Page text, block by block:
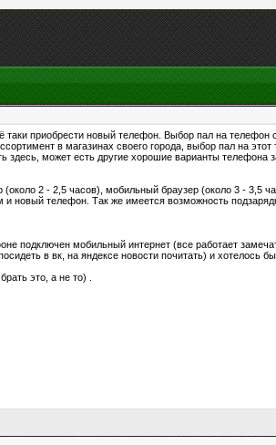
таки приобрести новый телефон. Выбор пал на
в магазинах своего города, выбор пал на этот
здесь, может есть другие хорошие варианты телефона
2 - 2,5 часов), мобильный браузер (около 3 - 3,5
новый телефон. Так же имеется возможность
подключен мобильный интернет (все работает
в вк, на яндексе новости почитать) и хотелось
это, а не то) .